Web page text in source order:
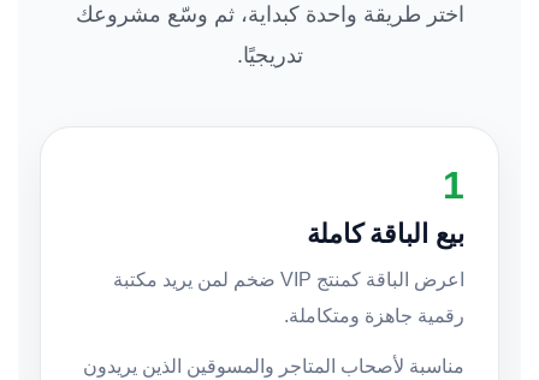
اختر طريقة واحدة كبداية، ثم وسّع مشروعك
تدريجيًا.
1
بيع الباقة كاملة
اعرض الباقة كمنتج VIP ضخم لمن يريد مكتبة
رقمية جاهزة ومتكاملة.
مناسبة لأصحاب المتاجر والمسوقين الذين يريدون